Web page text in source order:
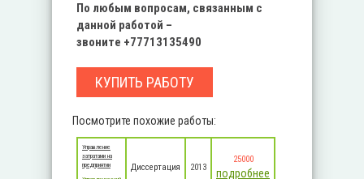
По любым вопросам, связанным с
данной работой –
звоните +77713135490
КУПИТЬ РАБОТУ
Посмотрите похожие работы:
Управление
затратами на
предприятии
Диссертация 2013
25000
подробнее